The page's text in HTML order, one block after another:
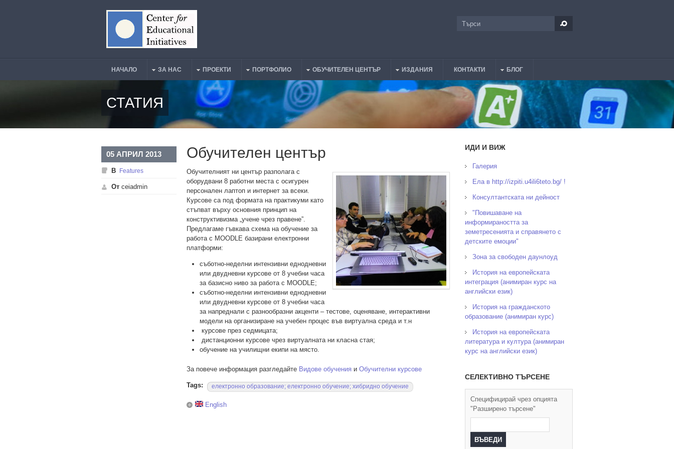
Търси
Main Menu
НАЧАЛО ЗА НАС ПРОЕКТИ ПОРТФОЛИО ОБУЧИТЕЛЕН ЦЕНТЪР ИЗДАНИЯ КОНТАКТИ БЛОГ
СТАТИЯ
05 АПРИЛ 2013
В Features
От ceiadmin
Обучителен център
Обучителният ни център разполага с
оборудвани 8 работни места с осигурен
персонален лаптоп и интернет за всеки.
Курсове са под формата на практикуми като
стъпват върху основния принцип на
конструктивизма „учене чрез правене”.
Предлагаме гъвкава схема на обучение за
работа с MOODLE базирани електронни
платформи:
съботно-неделни интензивни еднодневни
или двудневни курсове от 8 учебни часа
за базисно ниво за работа с MOODLE;
съботно-неделни интензивни еднодневни
или двудневни курсове от 8 учебни часа
за напреднали с разнообразни акценти – тестове, оценяване, интерактивни
модели на организиране на учебен процес във виртуална среда и т.н
курсове през седмицата;
дистанционни курсове чрез виртуалната ни класна стая;
обучение на училищни екипи на място.
За повече информация разгледайте Видове обучения и Обучителни курсове
Tags: електронно образование; електронно обучение; хибридно обучение
English
ИДИ И ВИЖ
Галерия
Ела в http://izpiti.u4ili6teto.bg/ !
Консултантската ни дейност
"Повишаване на
информираността за
земетресенията и справянето с
детските емоции"
Зона за свободен даунлоуд
История на европейската
интеграция (анимиран курс на
английски език)
История на гражданското
образование (анимиран курс)
История на европейската
литература и култура (анимиран
курс на английски език)
СЕЛЕКТИВНО ТЪРСЕНЕ
Специфицирай чрез опцията
"Разширено търсене"